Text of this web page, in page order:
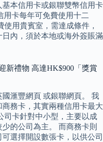
本信用卡或銀聯雙幣信用卡
用卡每年可免費使用十二
使用貴賓室，需達成條件，
內，須於本地或海外簽賬滿
新禮物 高達HK$900「獎賞
滙豐網頁 或銀聯網頁。 我
務卡，其實兩種信用卡最大
司卡針對中小型，主要以成
的公司為主。 而商務卡則
選擇開設數張卡，以供公司